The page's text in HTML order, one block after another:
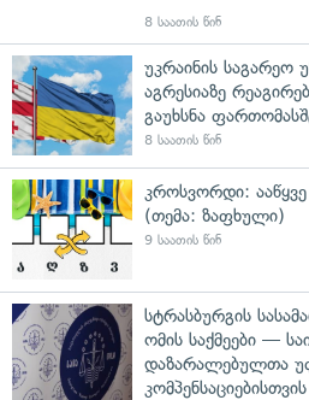
8 საათის წინ
უკრაინის საგარეო
აგრესიაზე
გაუხსნა
8 საათის წინ
კროსვორდი:
(თემა: ზაფხული)
9 საათის წინ
სტრასბურგის
ომის საქმეები —
დაზარალებულთა
კომპენსაციებისთვის